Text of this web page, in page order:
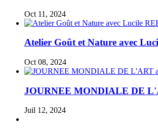
Oct 11, 2024
Atelier Goût et Nature avec
Oct 08, 2024
JOURNEE MONDIALE DE
Juil 12, 2024